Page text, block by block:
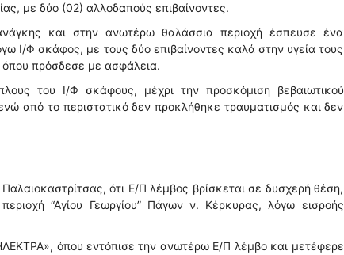
με δύο (02) αλλοδαπούς επιβαίνοντες.
και στην ανωτέρω θαλάσσια περιοχή έσπευσε ένα
Ι/Φ σκάφος, με τους δύο επιβαίνοντες καλά στην υγεία τους
όπου πρόσδεσε με ασφάλεια.
του Ι/Φ σκάφους, μέχρι την προσκόμιση βεβαιωτικού
από το περιστατικό δεν προκλήθηκε τραυματισμός και δεν
ότι Ε/Π λέμβος βρίσκεται σε δυσχερή θέση,
“Αγίου Γεωργίου” Πάγων ν. Κέρκυρας, λόγω εισροής
όπου εντόπισε την ανωτέρω Ε/Π λέμβο και μετέφερε